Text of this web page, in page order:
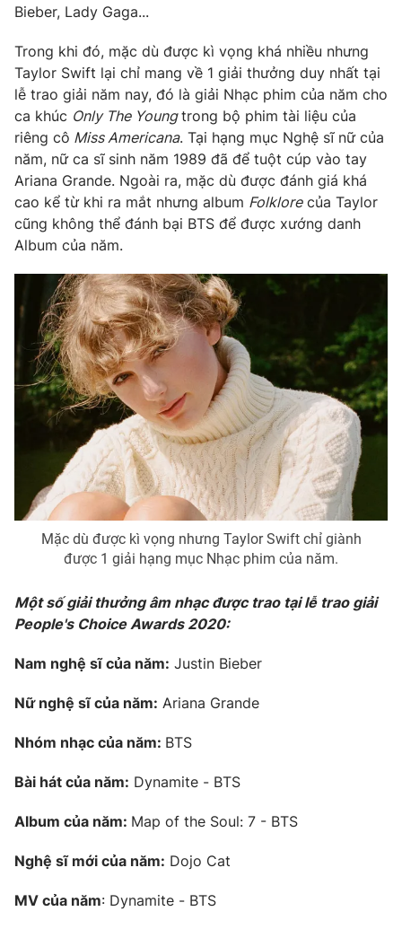
VTV4
VTV9 VTV8
Liên hệ tòa soạn English
THỜI BÁO VTV
Theo dõi báo trên
Cơ quan chủ quản:Đài Truyền hình Việt Nam
Cơ quan báo chí:Thời báo VTV
Giấy phép hoạt động báo in và báo điện tử số 483/GP-BTTTT
cấp ngày 29/12/2023
Tổng Biên tập:
Vũ Thanh Thủy
Phó Tổng Biên tập:Nguyễn Thị Mỹ Hạnh, Phạm Quốc Thắng,
Nguyễn Trọng Ninh
Tổng đài VTV: 024.38 355 931 - 024.38 355 932
Ðiện thoại Thời báo VTV:024.66 897 897
toasoan@vtv.vn
thuận bằng văn bản. Ghi rõ nguồn VTV.vn khi phát hành lại
Bieber, Lady Gaga...
Trong khi đó, mặc dù được kì vọng khá nhiều nhưng
Taylor Swift lại chỉ mang về 1 giải thưởng duy nhất tại
lễ trao giải năm nay, đó là giải Nhạc phim của năm cho
ca khúc Only The Youngtrong bộ phim tài liệu của
riêng cô Miss Americana. Tại hạng mục Nghệ sĩ nữ của
năm, nữ ca sĩ sinh năm 1989 đã để tuột cúp vào tay
Ariana Grande. Ngoài ra, mặc dù được đánh giá khá
cao kể từ khi ra mắt nhưng album Folklorecủa Taylor
cũng không thể đánh bại BTS để được xướng danh
Album của năm.
Mặc dù được kì vọng nhưng Taylor Swift chỉ giành
được 1 giải hạng mục Nhạc phim của năm.
Một số giải thưởng âm nhạc được trao tại lễ trao giải
People's Choice Awards 2020:
Nam nghệ sĩ của năm: Justin Bieber
Nữ nghệ sĩ của năm: Ariana Grande
Nhóm nhạc của năm: BTS
Bài hát của năm: Dynamite - BTS
Album của năm: Map of the Soul: 7 - BTS
Nghệ sĩ mới của năm: Dojo Cat
MV của năm: Dynamite - BTS